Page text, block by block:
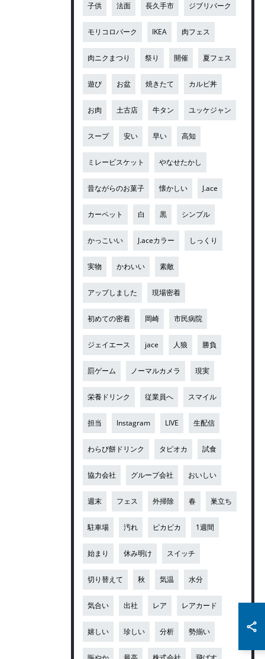
子供 法面 長久手市 ジブリパーク
モリコロパーク IKEA 肉フェス
肉ニクまつり 祭り 開催 夏フェス
遊び お盆 焼きたて カルビ丼
お肉 土古店 牛タン ユッケジャン
スープ 安い 早い 高知
ミレービスケット やなせたかし
昔ながらのお菓子 懐かしい J.ace
カーペット 白 黒 シンプル
かっこいい J.aceカラー しっくり
実物 かわいい 素敵
アップしました 現場密着
初めての密着 岡崎 市民病院
ジェイエース jace 人狼 勝負
罰ゲーム ノーマルカメラ 現実
栄養ドリンク 従業員へ スマイル
担当 Instagram LIVE 生配信
わらび餅ドリンク タピオカ 試食
協力会社 グループ会社 おいしい
週末 フェス 外掃除 春 巣立ち
駐車場 汚れ ピカピカ 1週間
始まり 休み明け スイッチ
切り替えて 秋 気温 水分
気合い 出社 レア レアカード
嬉しい 珍しい 分析 勢揃い